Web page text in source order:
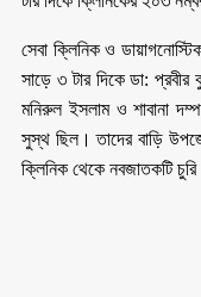
সেবা ক্লিনিক ও
সাড়ে ৩ টার দিকে ডা:
মনিরুল ইসলাম ও শাবানা
সুস্থ ছিল। তাদের বাড়ি
ক্লিনিক থেকে নবজাতকটি